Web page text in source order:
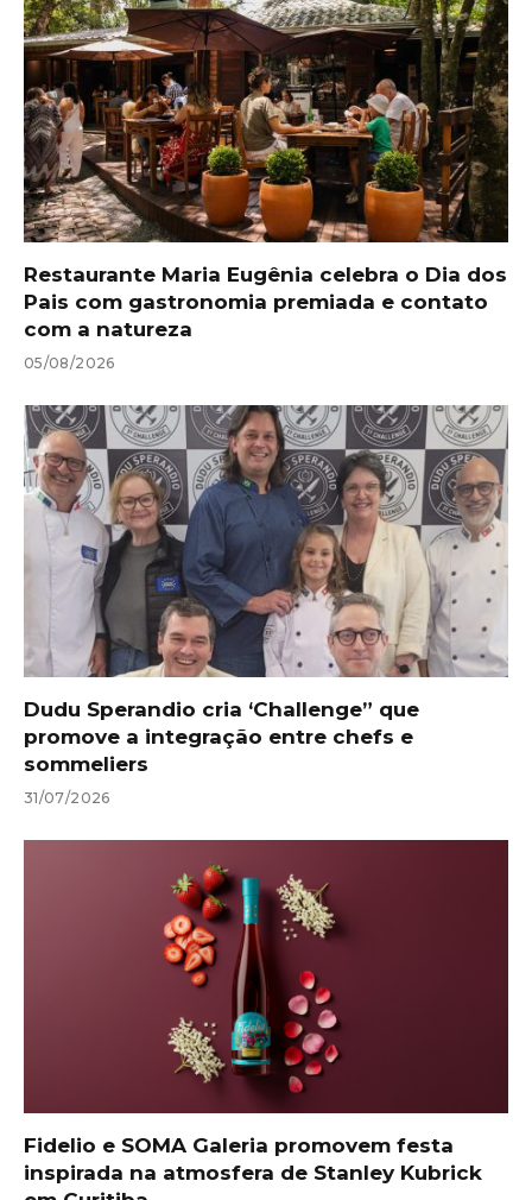
Restaurante Maria Eugênia celebra o Dia dos
Pais com gastronomia premiada e contato
com a natureza
05/08/2026
Dudu Sperandio cria ‘Challenge” que
promove a integração entre chefs e
sommeliers
31/07/2026
Fidelio e SOMA Galeria promovem festa
inspirada na atmosfera de Stanley Kubrick